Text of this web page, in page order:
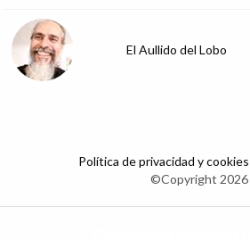
El Aullido del Lobo
Política de privacidad y cookies
©Copyright 2026